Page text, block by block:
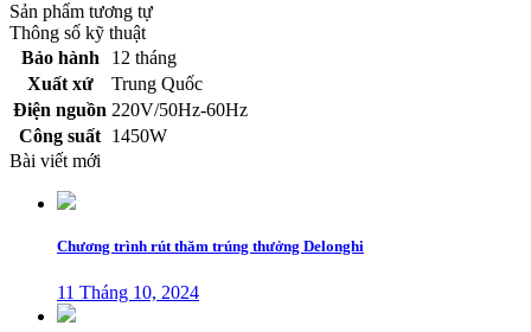
Sản phẩm tương tự
Thông số kỹ thuật
Bảo hành
12 tháng
Xuất xứ
Trung Quốc
Điện nguồn 220V/50Hz-60Hz
Công suất 1450W
Bài viết mới
Chương trình rút thăm trúng thưởng Delonghi
11 Tháng 10, 2024